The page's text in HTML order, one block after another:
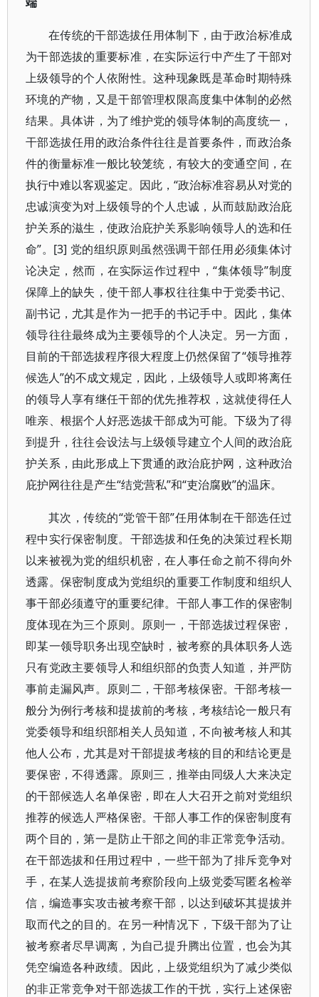
在传统的干部选拔任用体制下，由于政治标准成
为干部选拔的重要标准，在实际运行中产生了干部对
上级领导的个人依附性。这种现象既是革命时期特殊
环境的产物，又是干部管理权限高度集中体制的必然
结果。具体讲，为了维护党的领导体制的高度统一，
干部选拔任用的政治条件往往是首要条件，而政治条
件的衡量标准一般比较笼统，有较大的变通空间，在
执行中难以客观鉴定。因此，“政治标准容易从对党的
忠诚演变为对上级领导的个人忠诚，从而鼓励政治庇
护关系的滋生，使政治庇护关系影响领导人的选和任
命”。[3] 党的组织原则虽然强调干部任用必须集体讨
论决定，然而，在实际运作过程中，“集体领导”制度
保障上的缺失，使干部人事权往往集中于党委书记、
副书记，尤其是作为一把手的书记手中。因此，集体
领导往往最终成为主要领导的个人决定。另一方面，
目前的干部选拔程序很大程度上仍然保留了“领导推荐
候选人”的不成文规定，因此，上级领导人或即将离任
的领导人享有继任干部的优先推荐权，这就使得任人
唯亲、根据个人好恶选拔干部成为可能。下级为了得
到提升，往往会设法与上级领导建立个人间的政治庇
护关系，由此形成上下贯通的政治庇护网，这种政治
庇护网往往是产生“结党营私”和“吏治腐败”的温床。
其次，传统的“党管干部”任用体制在干部选任过
程中实行保密制度。干部选拔和任免的决策过程长期
以来被视为党的组织机密，在人事任命之前不得向外
透露。保密制度成为党组织的重要工作制度和组织人
事干部必须遵守的重要纪律。干部人事工作的保密制
度体现在为三个原则。原则一，干部选拔过程保密，
即某一领导职务出现空缺时，被考察的具体职务人选
只有党政主要领导人和组织部的负责人知道，并严防
事前走漏风声。原则二，干部考核保密。干部考核一
般分为例行考核和提拔前的考核，考核结论一般只有
党委领导和组织部相关人员知道，不向被考核人和其
他人公布，尤其是对干部提拔考核的目的和结论更是
要保密，不得透露。原则三，推举由同级人大来决定
的干部候选人名单保密，即在人大召开之前对党组织
推荐的候选人严格保密。干部人事工作的保密制度有
两个目的，第一是防止干部之间的非正常竞争活动。
在干部选拔和任用过程中，一些干部为了排斥竞争对
手，在某人选提拔前考察阶段向上级党委写匿名检举
信，编造事实攻击被考察干部，以达到破坏其提拔并
取而代之的目的。在另一种情况下，下级干部为了让
被考察者尽早调离，为自己提升腾出位置，也会为其
凭空编造各种政绩。因此，上级党组织为了减少类似
的非正常竞争对干部选拔工作的干扰，实行上述保密